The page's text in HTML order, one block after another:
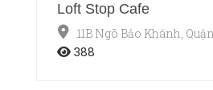
Loft Stop Cafe
11B Ngõ Bảo Khánh,
388